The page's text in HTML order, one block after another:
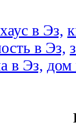
в Эз,
в Эз,
в Эз, дом